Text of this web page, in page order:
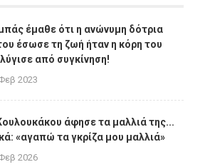
έμαθε ότι η ανώνυμη δότρια
έσωσε τη ζωή ήταν η κόρη του
από συγκίνηση!
2023
άφησε τα μαλλιά της...
«αγαπώ τα γκρίζα μου μαλλιά»
2026